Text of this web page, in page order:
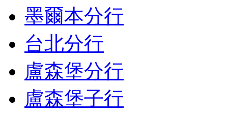
墨爾本分行
台北分行
盧森堡分行
盧森堡子行